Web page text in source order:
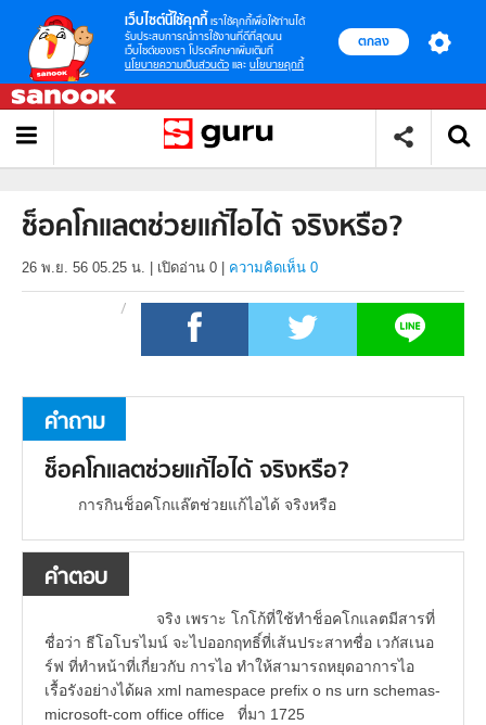
เว็บไซต์นี้ใช้คุกกี้ เราใช้คุกกี้เพื่อให้ท่านได้
รับประสบการณ์การใช้งานที่ดีที่สุดบน
เว็บไซต์ของเรา โปรดศึกษาเพิ่มเติมที่
นโยบายความเป็นส่วนตัว และ นโยบายคุกกี้
ตกลง
ช็อคโกแลตช่วยแก้ไอได้ จริงหรือ?
26 พ.ย. 56 05.25 น. เปิดอ่าน 0 ความคิดเห็น 0
คำถาม
ช็อคโกแลตช่วยแก้ไอได้ จริงหรือ?
การกินช็อคโกแล๊ตช่วยแก้ไอได้ จริงหรือ
คำตอบ
จริง เพราะ โกโก้ที่ใช้ทำช็อคโกแลตมีสารที่
ชื่อว่า ธีโอโบรไมน์ จะไปออกฤทธิ์ที่เส้นประสาทชื่อ เวกัสเนอ
ร์ฟ ที่ทำหน้าที่เกี่ยวกับ การไอ ทำให้สามารถหยุดอาการไอ
เรื้อรังอย่างได้ผล xml namespace prefix o ns urn schemas-
microsoft-com office office ที่มา 1725